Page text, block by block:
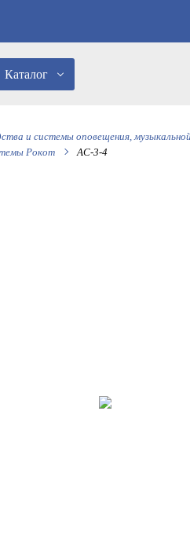
Каталог
и системы оповещения,
Рокот
АС-3-4